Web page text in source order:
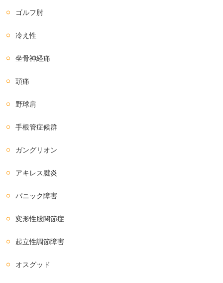
ゴルフ肘
冷え性
坐骨神経痛
頭痛
野球肩
手根管症候群
ガングリオン
アキレス腱炎
パニック障害
変形性股関節症
起立性調節障害
オスグッド